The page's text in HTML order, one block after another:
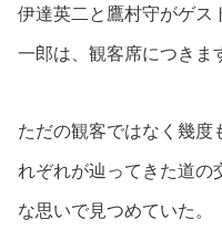
伊達英二と鷹村守がゲス
一郎は、観客席につきま
ただの観客ではなく幾度
れぞれが辿ってきた道の
な思いで見つめていた。